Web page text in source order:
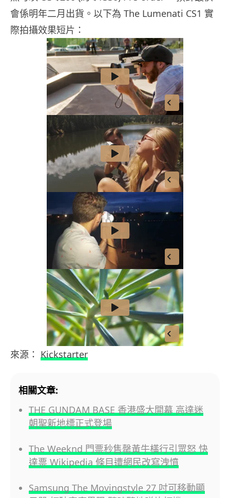
會係明年二月出貨。以下為 The Lumenati CS1 實
際拍攝效果短片：
來源： Kickstarter
相關文章:
THE GUNDAM BASE 香港盛大開幕 高達迷
朝聖新地標正式登場
The Weeknd 門票秒售罄黃牛橫行引眾怒 快
達票 Wikipedia 條目遭網民改寫洩憤
Samsung The Movingstyle 27 吋可移動顯